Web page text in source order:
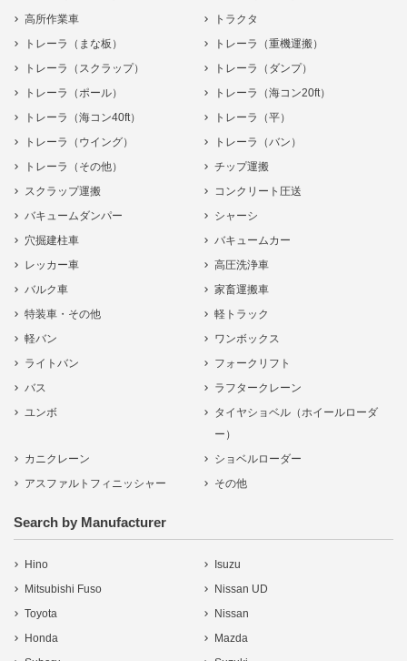
高所作業車
トラクタ
トレーラ（まな板）
トレーラ（重機運搬）
トレーラ（スクラップ）
トレーラ（ダンプ）
トレーラ（ポール）
トレーラ（海コン20ft）
トレーラ（海コン40ft）
トレーラ（平）
トレーラ（ウイング）
トレーラ（バン）
トレーラ（その他）
チップ運搬
スクラップ運搬
コンクリート圧送
バキュームダンパー
シャーシ
穴掘建柱車
バキュームカー
レッカー車
高圧洗浄車
バルク車
家畜運搬車
特装車・その他
軽トラック
軽バン
ワンボックス
ライトバン
フォークリフト
バス
ラフタークレーン
ユンボ
タイヤショベル（ホイールローダ
ー）
カニクレーン
ショベルローダー
アスファルトフィニッシャー
その他
Search by Manufacturer
Hino
Isuzu
Mitsubishi Fuso
Nissan UD
Toyota
Nissan
Honda
Mazda